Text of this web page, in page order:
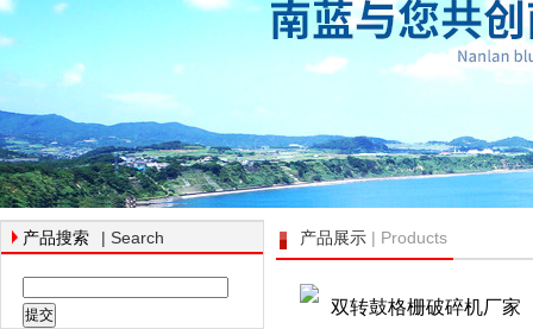
产品搜索 | Search 产品展示 | Products
双转鼓格栅破碎机厂家